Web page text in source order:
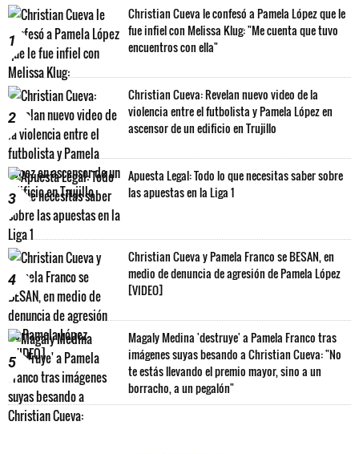
1
Christian Cueva le confesó a Pamela López que le
fue infiel con Melissa Klug: "Me cuenta que tuvo
encuentros con ella"
2
Christian Cueva: Revelan nuevo video de la
violencia entre el futbolista y Pamela López en
ascensor de un edificio en Trujillo
3
Apuesta Legal: Todo lo que necesitas saber sobre
las apuestas en la Liga 1
4
Christian Cueva y Pamela Franco se BESAN, en
medio de denuncia de agresión de Pamela López
[VIDEO]
5
Magaly Medina 'destruye' a Pamela Franco tras
imágenes suyas besando a Christian Cueva: "No
te estás llevando el premio mayor, sino a un
borracho, a un pegalón"